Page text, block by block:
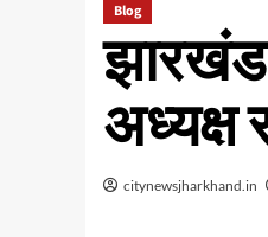
Blog
अध्यक्ष
citynewsjharkhand.in